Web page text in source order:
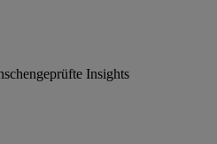
Insights